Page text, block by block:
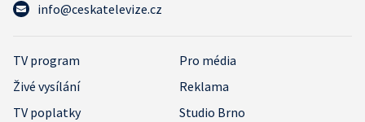
info@ceskatelevize.cz
TV program
Pro média
Živé vysílání
Reklama
TV poplatky
Studio Brno